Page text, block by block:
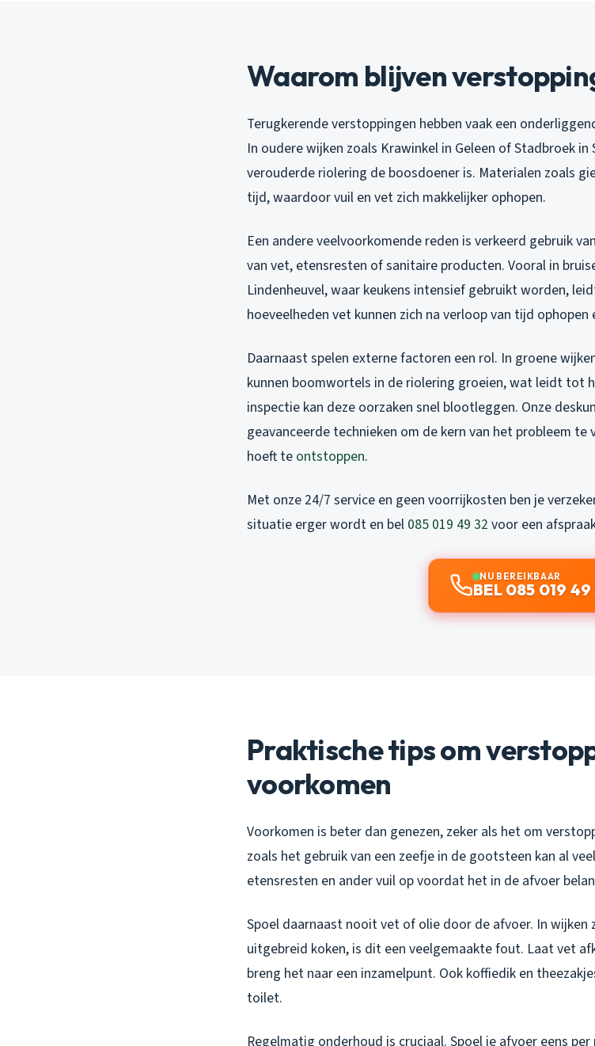
Waarom blijven
Terugkerende verstoppingen hebben vaak een
In oudere wijken zoals Krawinkel in Geleen of Stadbroek
verouderde riolering de boosdoener is. Materialen zoals
tijd, waardoor vuil en vet zich makkelijker ophopen.
Een andere veelvoorkomende reden is verkeerd gebruik
van vet, etensresten of sanitaire producten. Vooral in
Lindenheuvel, waar keukens intensief gebruikt worden,
hoeveelheden vet kunnen zich na verloop van tijd ophopen
Daarnaast spelen externe factoren een rol. In groene
kunnen boomwortels in de riolering groeien, wat leidt tot
inspectie kan deze oorzaken snel blootleggen. Onze
geavanceerde technieken om de kern van het probleem
hoeft te ontstoppen.
Met onze 24/7 service en geen voorrijkosten ben je
situatie erger wordt en bel 085 019 49 32 voor een
NU BEREIKBAAR
BEL 085 019 49
Praktische tips om
voorkomen
Voorkomen is beter dan genezen, zeker als het om
zoals het gebruik van een zeefje in de gootsteen kan al
etensresten en ander vuil op voordat het in de afvoer
Spoel daarnaast nooit vet of olie door de afvoer. In wijken
uitgebreid koken, is dit een veelgemaakte fout. Laat vet
breng het naar een inzamelpunt. Ook koffiedik en
toilet.
Regelmatig onderhoud is cruciaal. Spoel je afvoer eens